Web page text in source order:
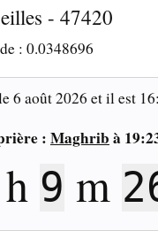
- 47420
: 0.0348696
6 août 2026 et il est
:Maghrib à
h 9 m